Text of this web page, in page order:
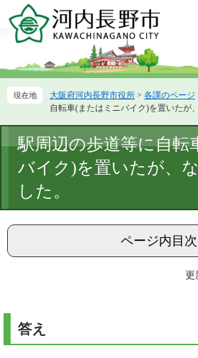
ー
先
ニ
を
て
大阪府河内長野市役所 > 各課のページ
自転車(またはミニバイク)を置いたが
文
駅周辺の歩道等に自転
バイク)を置いたが、
した。
ページ内目次
更
答え